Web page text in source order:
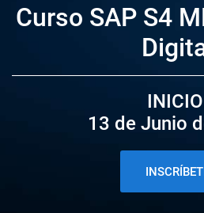
Curso SAP S4
13 de Junio